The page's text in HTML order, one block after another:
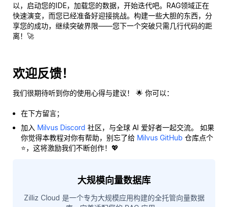
以，启动您的IDE，加载您的数据，开始迭代吧。RAG领域正在
快速演变，而您已经准备好迎接挑战。构建一些大胆的东西，分
享您的成功，继续突破界限——您下一个突破只需几行代码的距
离！🚀
欢迎反馈！
我们很期待听到你的使用心得与建议！ 🌟 你可以：
在下方留言；
加入 Milvus Discord 社区，与全球 AI 爱好者一起交流。 如果
你觉得本教程对你有帮助，别忘了给 Milvus GitHub 仓库点个
⭐，这将激励我们不断创作！💖
大规模向量数据库
Zilliz Cloud 是一个专为大规模应用构建的全托管向量数据